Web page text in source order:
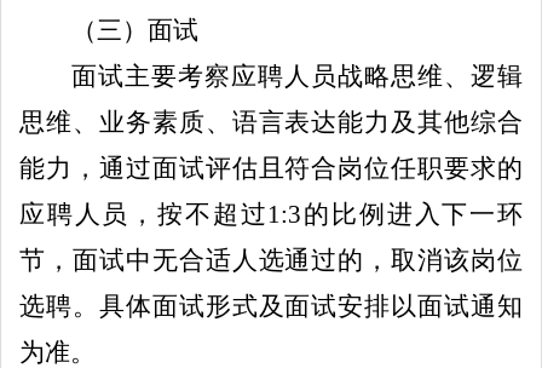
（三 ）面试
面试主要考察应聘人员战略思维、逻辑
思维、业务素质、语言表达能力及其他综合
能力 ， 通过面试评估且符合岗位任职要求的
应聘 人员 ，按不超过1:3的比例进入下一环
节，面试中无合适人选通过的，取消该岗位
选聘。具体面试形式及面试安排以面试通知
为准。